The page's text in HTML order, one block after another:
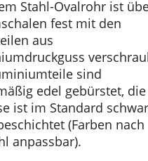
Stahl-Ovalrohr ist
fest mit den
aus
sind
edel gebürstet, die
ist im Standard
(Farben nach
anpassbar).